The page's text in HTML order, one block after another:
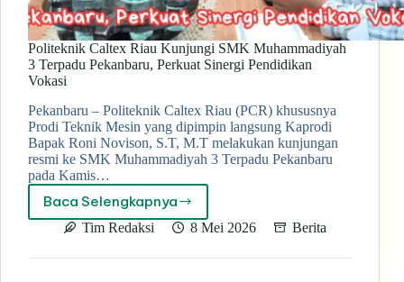
Politeknik Caltex Riau Kunjungi SMK Muhammadiyah
3 Terpadu Pekanbaru, Perkuat Sinergi Pendidikan
Vokasi
Pekanbaru – Politeknik Caltex Riau (PCR) khususnya
Prodi Teknik Mesin yang dipimpin langsung Kaprodi
Bapak Roni Novison, S.T, M.T melakukan kunjungan
resmi ke SMK Muhammadiyah 3 Terpadu Pekanbaru
pada Kamis…
Baca Selengkapnya
Politeknik
Caltex
Kunjungi
Tim Redaksi 8 Mei 2026 Berita